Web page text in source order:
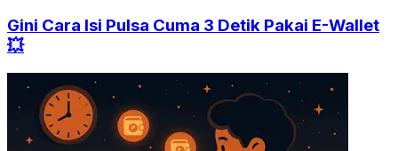
Gini Cara Isi Pulsa Cuma 3 Detik Pakai E-Wallet
💥